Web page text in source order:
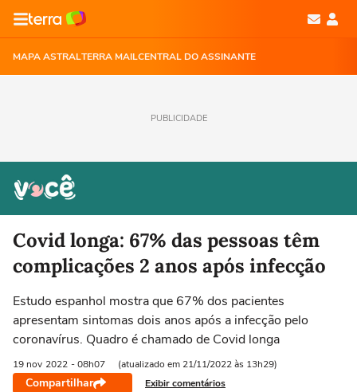
MAPA ASTRALTERRA MAILCENTRAL DO ASSINANTE
PUBLICIDADE
Covid longa: 67% das pessoas têm
complicações 2 anos após infecção
Estudo espanhol mostra que 67% dos pacientes
apresentam sintomas dois anos após a infecção pelo
coronavírus. Quadro é chamado de Covid longa
19 nov 2022 - 08h07 (atualizado em 21/11/2022 às 13h29)
Compartilhar Exibir comentários